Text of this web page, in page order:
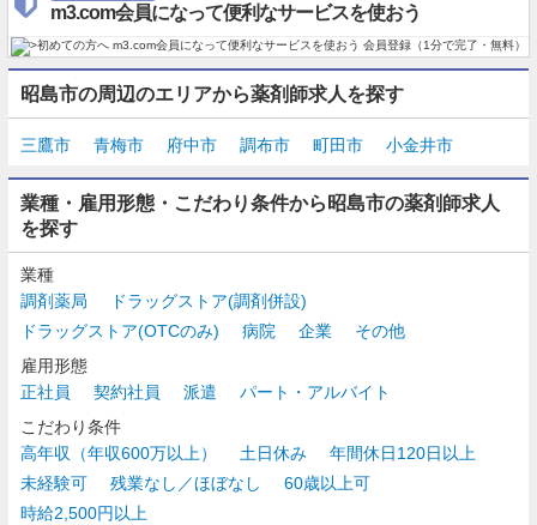
m3.com会員になって便利なサービスを使おう
昭島市の周辺のエリアから薬剤師求人を探す
三鷹市 青梅市 府中市 調布市 町田市 小金井市
業種・雇用形態・こだわり条件から昭島市の薬剤師求人
を探す
業種
調剤薬局
ドラッグストア(調剤併設)
ドラッグストア(OTCのみ)
病院 企業
その他
雇用形態
正社員
契約社員 派遣
パート・アルバイト
こだわり条件
高年収（年収600万以上）
土日休み
年間休日120日以上
未経験可
残業なし／ほぼなし
60歳以上可
時給2,500円以上